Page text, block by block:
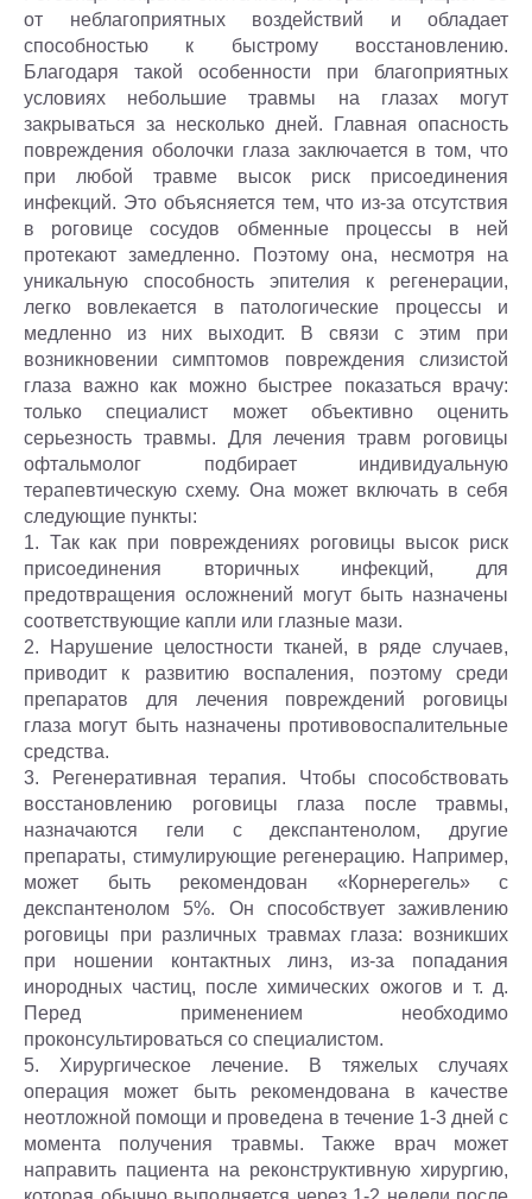
от неблагоприятных воздействий и обладает
способностью к быстрому восстановлению.
Благодаря такой особенности при благоприятных
условиях небольшие травмы на глазах могут
закрываться за несколько дней. Главная опасность
повреждения оболочки глаза заключается в том, что
при любой травме высок риск присоединения
инфекций. Это объясняется тем, что из-за отсутствия
в роговице сосудов обменные процессы в ней
протекают замедленно. Поэтому она, несмотря на
уникальную способность эпителия к регенерации,
легко вовлекается в патологические процессы и
медленно из них выходит. В связи с этим при
возникновении симптомов повреждения слизистой
глаза важно как можно быстрее показаться врачу:
только специалист может объективно оценить
серьезность травмы. Для лечения травм роговицы
офтальмолог подбирает индивидуальную
терапевтическую схему. Она может включать в себя
следующие пункты:
1. Так как при повреждениях роговицы высок риск
присоединения вторичных инфекций, для
предотвращения осложнений могут быть назначены
соответствующие капли или глазные мази.
2. Нарушение целостности тканей, в ряде случаев,
приводит к развитию воспаления, поэтому среди
препаратов для лечения повреждений роговицы
глаза могут быть назначены противовоспалительные
средства.
3. Регенеративная терапия. Чтобы способствовать
восстановлению роговицы глаза после травмы,
назначаются гели с декспантенолом, другие
препараты, стимулирующие регенерацию. Например,
может быть рекомендован «Корнерегель» с
декспантенолом 5%. Он способствует заживлению
роговицы при различных травмах глаза: возникших
при ношении контактных линз, из-за попадания
инородных частиц, после химических ожогов и т. д.
Перед применением необходимо
проконсультироваться со специалистом.
5. Хирургическое лечение. В тяжелых случаях
операция может быть рекомендована в качестве
неотложной помощи и проведена в течение 1-3 дней с
момента получения травмы. Также врач может
направить пациента на реконструктивную хирургию,